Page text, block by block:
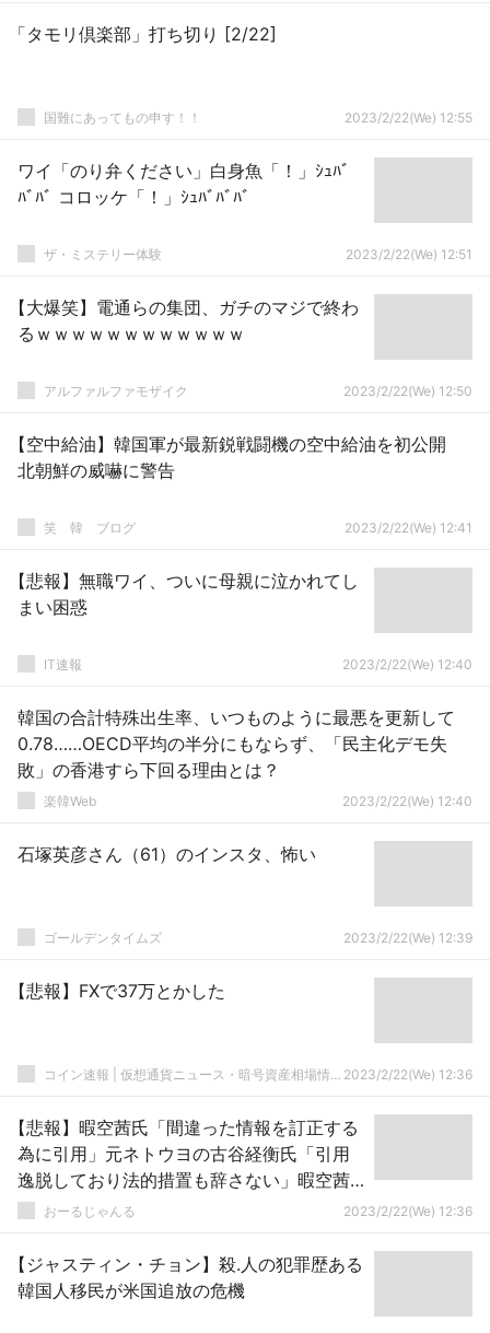
「タモリ倶楽部」打ち切り [2/22]
国難にあってもの申す！！ 2023/2/22(We) 12:55
ワイ「のり弁ください」白身魚「！」ｼｭﾊﾞ
ﾊﾞﾊﾞ コロッケ「！」ｼｭﾊﾞﾊﾞﾊﾞ
ザ・ミステリー体験 2023/2/22(We) 12:51
【大爆笑】電通らの集団、ガチのマジで終わ
るｗｗｗｗｗｗｗｗｗｗｗｗ
アルファルファモザイク 2023/2/22(We) 12:50
【空中給油】韓国軍が最新鋭戦闘機の空中給油を初公開
北朝鮮の威嚇に警告
笑 韓 ブログ 2023/2/22(We) 12:41
【悲報】無職ワイ、ついに母親に泣かれてし
まい困惑
IT速報 2023/2/22(We) 12:40
韓国の合計特殊出生率、いつものように最悪を更新して
0.78……OECD平均の半分にもならず、「民主化デモ失
敗」の香港すら下回る理由とは？
楽韓Web 2023/2/22(We) 12:40
石塚英彦さん（61）のインスタ、怖い
ゴールデンタイムズ 2023/2/22(We) 12:39
【悲報】FXで37万とかした
コイン速報 | 仮想通貨ニュース・暗号資産相場情報・5chまとめ 2023/2/22(We) 12:36
【悲報】暇空茜氏「間違った情報を訂正する
為に引用」元ネトウヨの古谷経衡氏「引用
逸脱しており法的措置も辞さない」暇空茜
氏「やってみろよ」
おーるじゃんる 2023/2/22(We) 12:36
【ジャスティン・チョン】殺.人の犯罪歴ある
韓国人移民が米国追放の危機